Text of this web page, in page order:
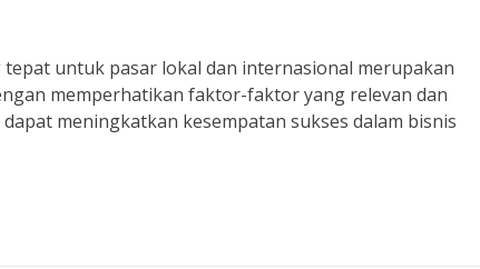
untuk pasar lokal dan internasional merupakan
memperhatikan faktor-faktor yang relevan dan
meningkatkan kesempatan sukses dalam bisnis